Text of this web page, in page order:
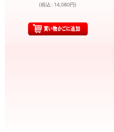
(税込 : 14,080円)